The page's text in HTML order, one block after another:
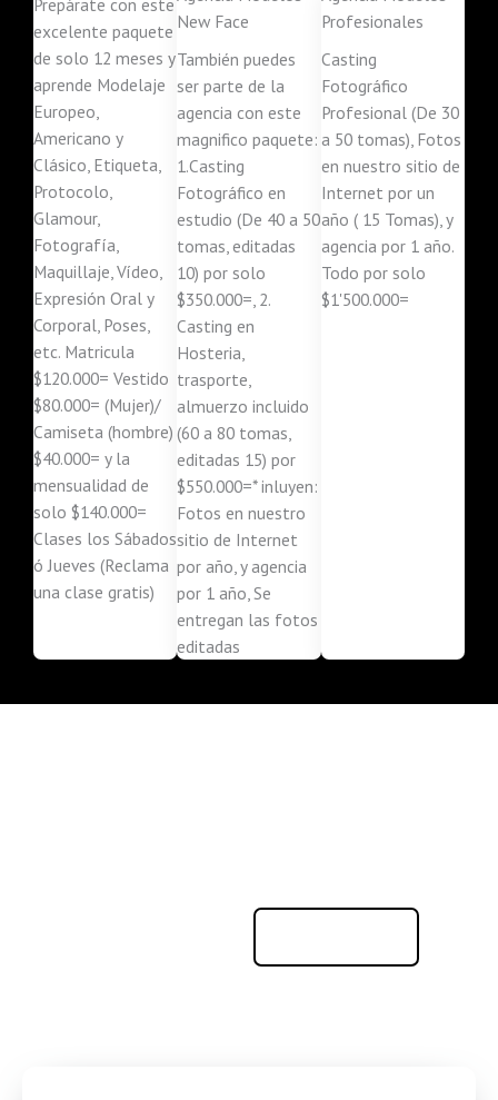
Prepárate con este
excelente paquete
de solo 12 meses y
aprende Modelaje
Europeo,
Americano y
Clásico, Etiqueta,
Protocolo,
Glamour,
Fotografía,
Maquillaje, Vídeo,
Expresión Oral y
Corporal, Poses,
etc. Matricula
$120.000= Vestido
$80.000= (Mujer)/
Camiseta (hombre)
$40.000= y la
mensualidad de
solo $140.000=
Clases los Sábados
ó Jueves (Reclama
una clase gratis)
New Face
También puedes
ser parte de la
agencia con este
magnifico paquete:
1.Casting
Fotográfico en
estudio (De 40 a 50
tomas, editadas
10) por solo
$350.000=, 2.
Casting en
Hosteria,
trasporte,
almuerzo incluido
(60 a 80 tomas,
editadas 15) por
$550.000=* inluyen:
Fotos en nuestro
sitio de Internet
por año, y agencia
por 1 año, Se
entregan las fotos
editadas
Profesionales
Casting
Fotográfico
Profesional (De 30
a 50 tomas), Fotos
en nuestro sitio de
Internet por un
año ( 15 Tomas), y
agencia por 1 año.
Todo por solo
$1'500.000=